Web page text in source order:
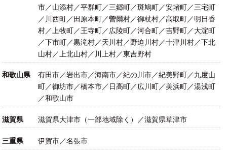
市／山添村／平群町／三郷町／斑鳩町／安堵町／三宅町
／川西町／田原本町／曽爾村／御杖村／高取町／明日香
村／上牧町／王寺町／広陵町／河合町／吉野町／大淀町
／下市町／黒滝村／天川村／野迫川村／十津川村／下北
山村／上北山村／川上村／東吉野村
和歌山県
有田市／岩出市／海南市／紀の川市／紀美野町／九度山
町／御坊市／橋本市／日高町／広川町／美浜町／湯浅町
／和歌山市
滋賀県 滋賀県大津市（一部地域除く）／滋賀県草津市
三重県 伊賀市／名張市